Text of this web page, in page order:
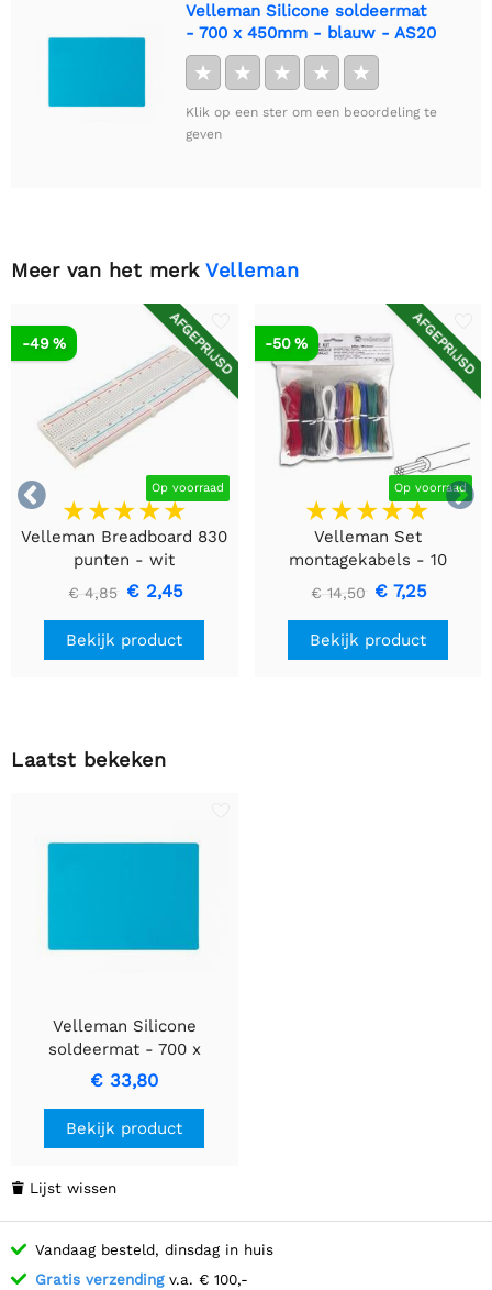
Velleman Silicone soldeermat
- 700 x 450mm - blauw - AS20
★ ★ ★ ★ ★
Klik op een ster om een beoordeling te
geven
Meer van het merk Velleman


AFGEPRIJSD
Op voorraad
-49 %
Velleman Breadboard 830
punten - wit
€ 4,85 € 2,45
Bekijk product
AFGEPRIJSD
Op voorraad
-50 %
Velleman Set
montagekabels - 10
kleuren - 60m - flexibele
kern (multi core)
€ 14,50 € 7,25
Bekijk product
Laatst bekeken
Velleman Silicone
soldeermat - 700 x
450mm - blauw - AS20
€ 33,80
Bekijk product
 Lijst wissen
Vandaag besteld, dinsdag in huis
Gratis verzendingv.a. € 100,-